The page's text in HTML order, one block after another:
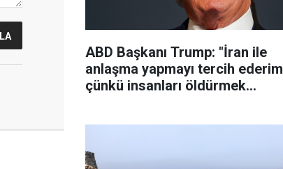
ABD Başkanı Trump: "İran ile
anlaşma yapmayı tercih ederim
çünkü insanları öldürmek